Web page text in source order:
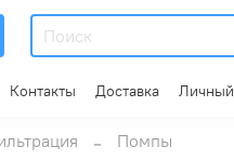
Контакты Доставка
Помпы